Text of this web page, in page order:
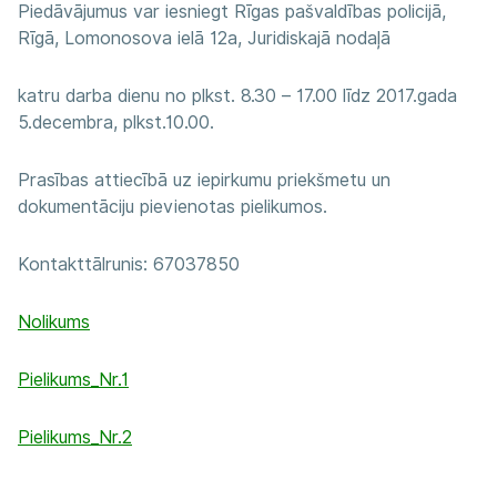
Piedāvājumus var iesniegt Rīgas pašvaldības policijā,
Rīgā, Lomonosova ielā 12a, Juridiskajā nodaļā
katru darba dienu no plkst. 8.30 – 17.00 līdz 2017.gada
5.decembra, plkst.10.00.
Prasības attiecībā uz iepirkumu priekšmetu un
dokumentāciju pievienotas pielikumos.
Kontakttālrunis: 67037850
Nolikums
Pielikums_Nr.1
Pielikums_Nr.2